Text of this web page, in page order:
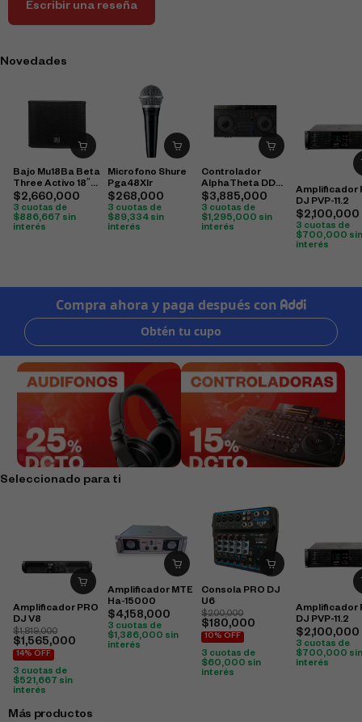
Escribir una reseña
Novedades
Bajo Mu18Ba Beta
Three Activo 18″
500W
$2,660,000
3 cuotas de
$886,667 sin
interés
Microfono Shure
Pga48Xlr
$268,000
3 cuotas de
$89,334sin
interés
Controlador
AlphaTheta DDJ-
GRV6 4 canales
$3,885,000
3 cuotas de
$1,295,000 sin
interés
Amplificador
DJ PVP-11.2
$2,100,000
3 cuotas de
$700,000 sin
interés
Seleccionado para ti
Amplificador PRO
DJ V8
$1,819,000
$1,565,000
14% OFF
3 cuotas de
$521,667 sin
interés
Amplificador MTE
Ha-15000
$4,158,000
3 cuotas de
$1,386,000 sin
interés
Consola PRO DJ
U6
$200,000
$180,000
10% OFF
3 cuotas de
$60,000 sin
interés
Amplificador
DJ PVP-11.2
$2,100,000
3 cuotas de
$700,000 sin
interés
Más productos